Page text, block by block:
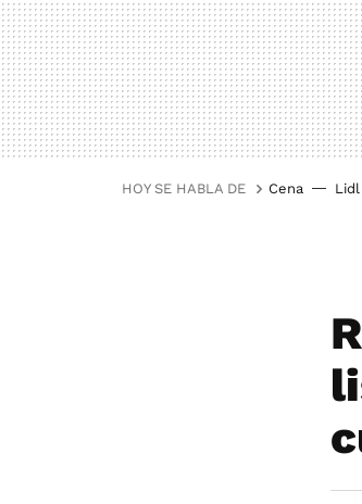
HOY SE HABLA DE Cena Lidl